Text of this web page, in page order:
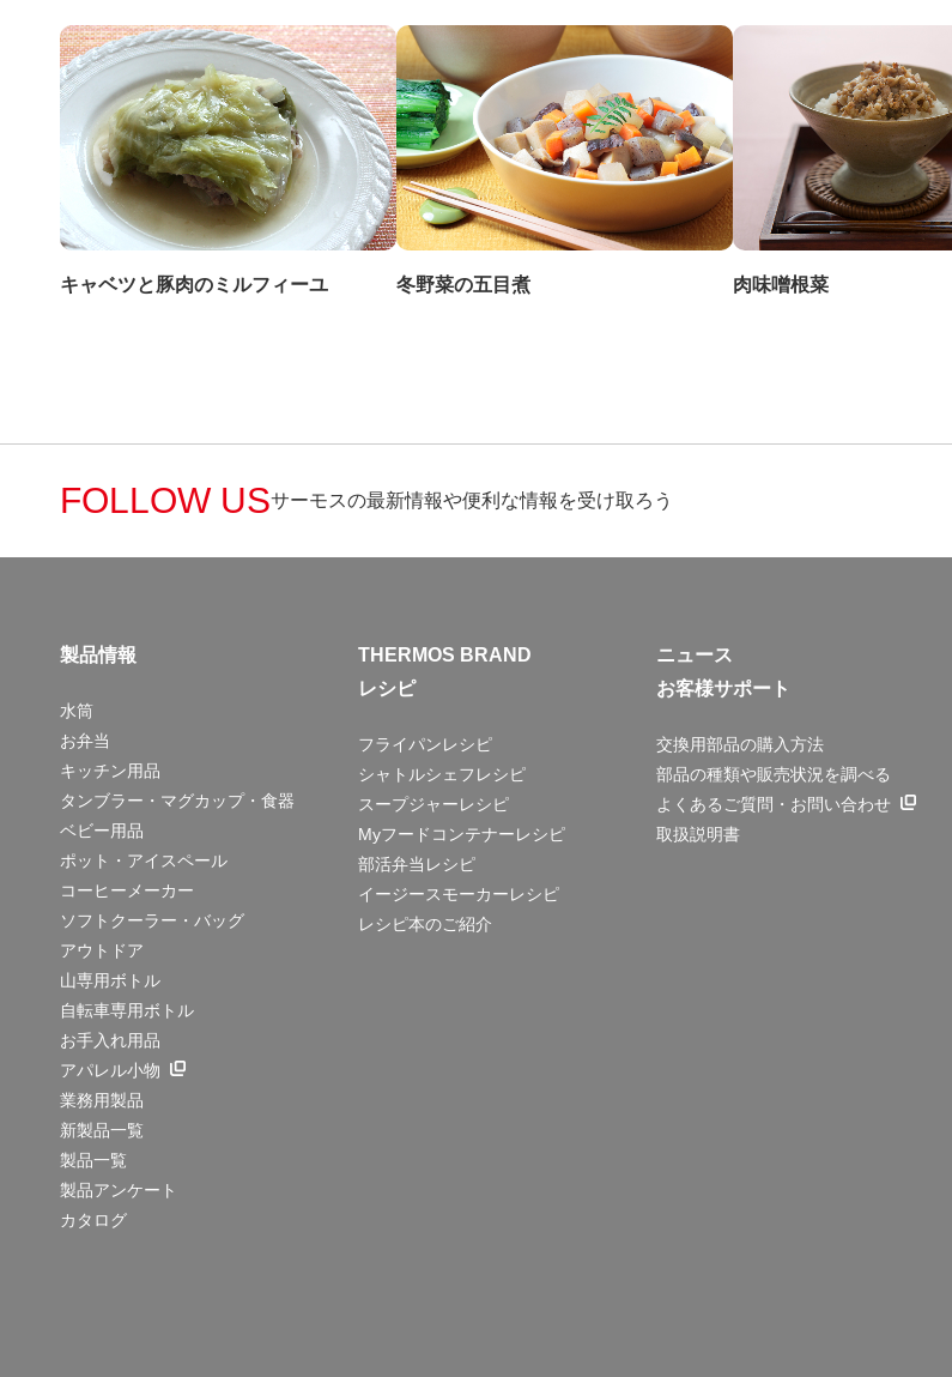
キャベツと豚肉のミルフィーユ 冬野菜の五目煮 肉味噌根菜
FOLLOW USサーモスの最新情報や便利な情報を受け取ろう
製品情報
水筒
お弁当
キッチン用品
タンブラー・マグカップ・食器
ベビー用品
ポット・アイスペール
コーヒーメーカー
ソフトクーラー・バッグ
アウトドア
山専用ボトル
自転車専用ボトル
お手入れ用品
アパレル小物
業務用製品
新製品一覧
製品一覧
製品アンケート
カタログ
THERMOS BRAND
レシピ
フライパンレシピ
シャトルシェフレシピ
スープジャーレシピ
Myフードコンテナーレシピ
部活弁当レシピ
イージースモーカーレシピ
レシピ本のご紹介
ニュース
お客様サポート
交換用部品の購入方法
部品の種類や販売状況を調べる
よくあるご質問・お問い合わせ
取扱説明書